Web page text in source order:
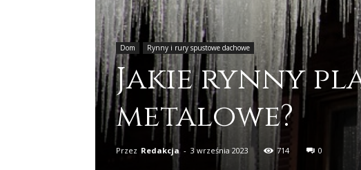
Dom Rynny i rury spustowe dachowe
Jakie rynny
metalowe?
Przez Redakcja - 3 września 2023 714 0